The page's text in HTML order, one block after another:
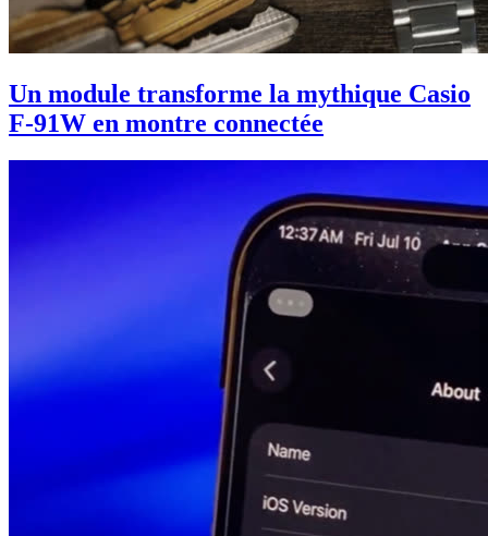
Un module transforme la mythique Casio
F-91W en montre connectée